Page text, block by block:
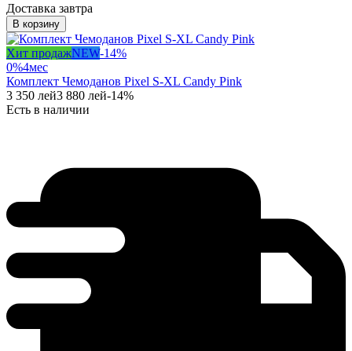
Доставка завтра
В корзину
Хит продажNEW-14%
0%4мес
Комплект Чемоданов Pixel S-XL Candy Pink
3 350 лей3 880 лей-14%
Есть в наличии